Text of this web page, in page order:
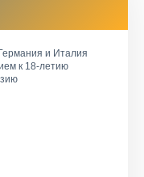
и Италия
к 18-летию